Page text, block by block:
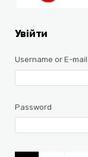
Увійти
Username or E-mail
Password